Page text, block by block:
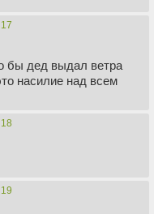
17
бы дед выдал ветра
насилие над всем
18
19